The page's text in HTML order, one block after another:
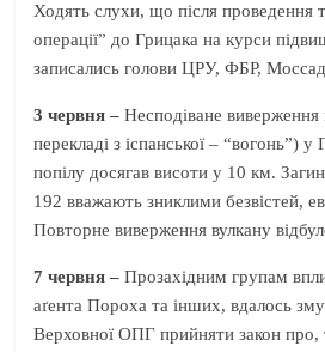
Ходять слухи, що після проведення
операції” до Грицака на курси
записались голови ЦРУ, ФБР,
3 червня –Несподіване
перекладі з іспанської – “вогонь”) у
попілу досягав висоти у 10 км.
192 вважають зниклими безвістей,
Повторне виверження вулкану
7 червня –Прозахідним групам
аґента Пороха та інших, вдалось
Верховної ОПГ прийняти закон про,